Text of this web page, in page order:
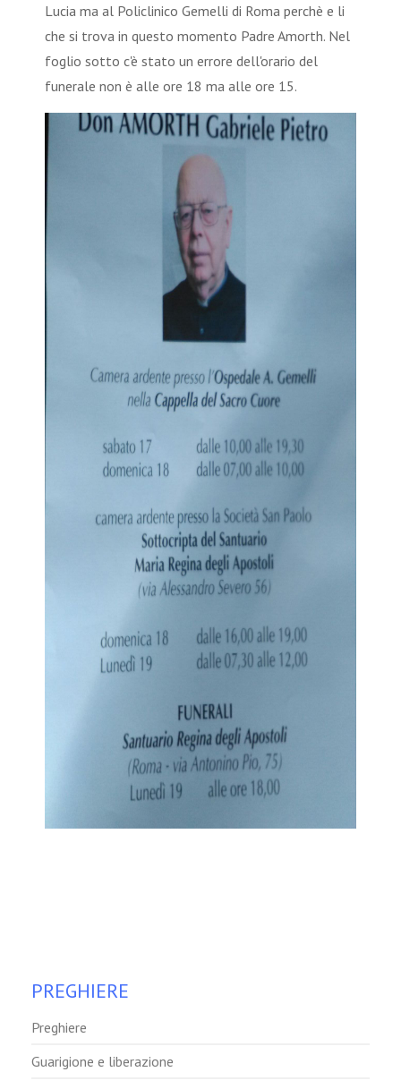
Lucia ma al Policlinico Gemelli di Roma perchè e li
che si trova in questo momento Padre Amorth. Nel
foglio sotto c'è stato un errore dell'orario del
funerale non è alle ore 18 ma alle ore 15.
PREGHIERE
Preghiere
Guarigione e liberazione